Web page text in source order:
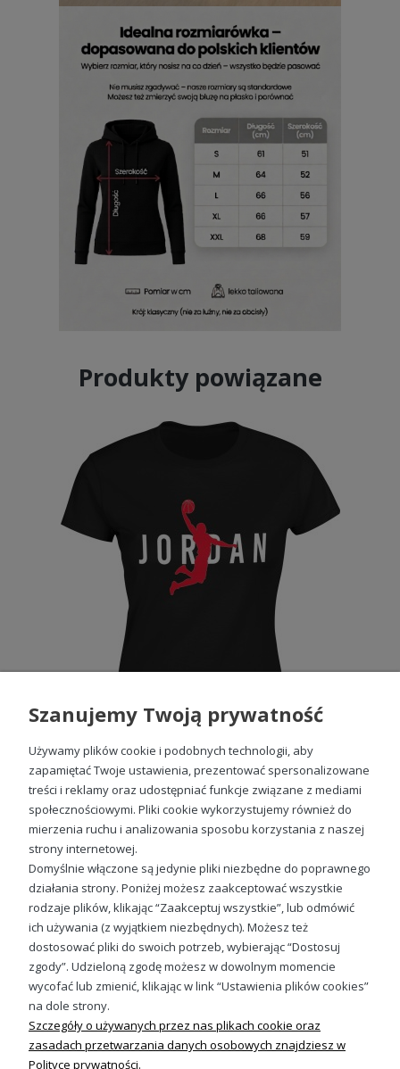
rozwiązaniami.
Produkty powiązane
Koszulka Air Jordan damska z nadrukiem
49,98 zł
Do koszyka
Sprawdź nasze social media
Szanujemy Twoją prywatność
Używamy plików cookie i podobnych technologii, aby
zapamiętać Twoje ustawienia, prezentować spersonalizowane
treści i reklamy oraz udostępniać funkcje związane z mediami
społecznościowymi. Pliki cookie wykorzystujemy również do
mierzenia ruchu i analizowania sposobu korzystania z naszej
strony internetowej.
Domyślnie włączone są jedynie pliki niezbędne do poprawnego
działania strony. Poniżej możesz zaakceptować wszystkie
rodzaje plików, klikając “Zaakceptuj wszystkie”, lub odmówić
ich używania (z wyjątkiem niezbędnych). Możesz też
dostosować pliki do swoich potrzeb, wybierając “Dostosuj
zgody”. Udzieloną zgodę możesz w dowolnym momencie
wycofać lub zmienić, klikając w link “Ustawienia plików cookies”
na dole strony.
Szczegóły o używanych przez nas plikach cookie oraz
zasadach przetwarzania danych osobowych znajdziesz w
Polityce prywatności.